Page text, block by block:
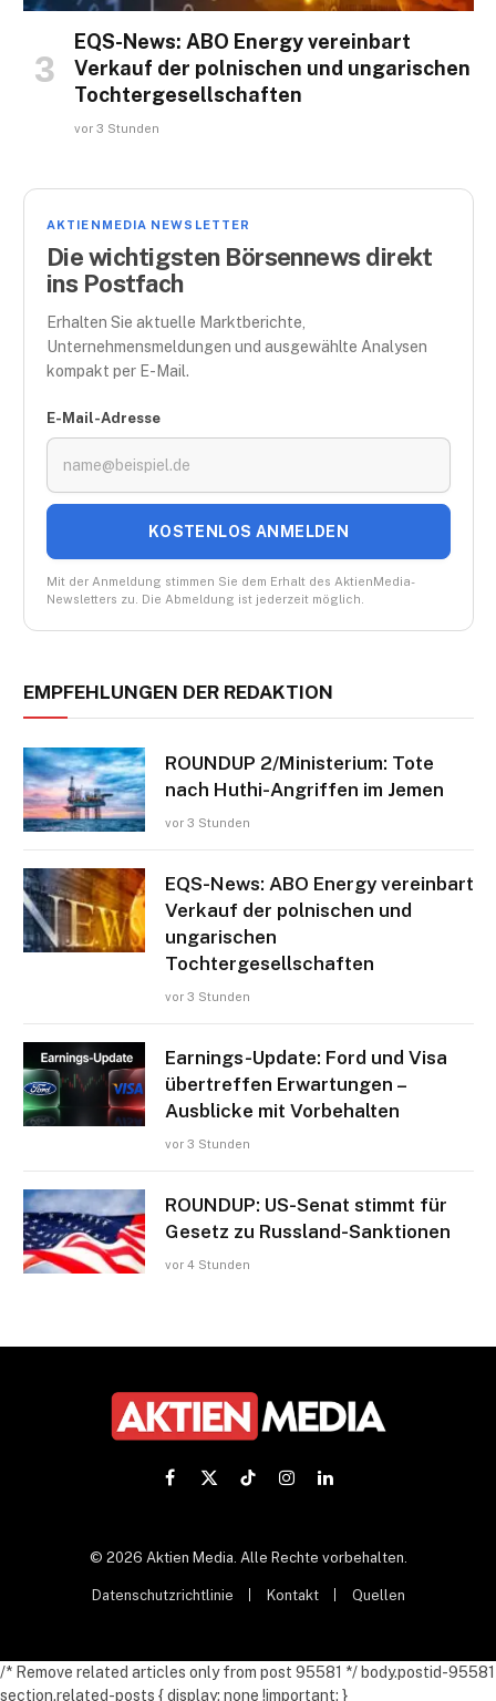
EQS-News: ABO Energy vereinbart
Verkauf der polnischen und ungarischen
Tochtergesellschaften
vor 3 Stunden
AKTIENMEDIA NEWSLETTER
Die wichtigsten Börsennews direkt
ins Postfach
Erhalten Sie aktuelle Marktberichte,
Unternehmensmeldungen und ausgewählte Analysen
kompakt per E-Mail.
E-Mail-Adresse
KOSTENLOS ANMELDEN
Mit der Anmeldung stimmen Sie dem Erhalt des AktienMedia-
Newsletters zu. Die Abmeldung ist jederzeit möglich.
EMPFEHLUNGEN DER REDAKTION
ROUNDUP 2/Ministerium: Tote
nach Huthi-Angriffen im Jemen
vor 3 Stunden
EQS-News: ABO Energy vereinbart
Verkauf der polnischen und
ungarischen
Tochtergesellschaften
vor 3 Stunden
Earnings-Update: Ford und Visa
übertreffen Erwartungen –
Ausblicke mit Vorbehalten
vor 3 Stunden
ROUNDUP: US-Senat stimmt für
Gesetz zu Russland-Sanktionen
vor 4 Stunden
Facebook
X
TikTokInstagramLinkedIn
© 2026 Aktien Media. Alle Rechte vorbehalten.
Datenschutzrichtlinie Kontakt Quellen
/* Remove related articles only from post 95581 */ body.postid-95581
section.related-posts { display: none !important; }